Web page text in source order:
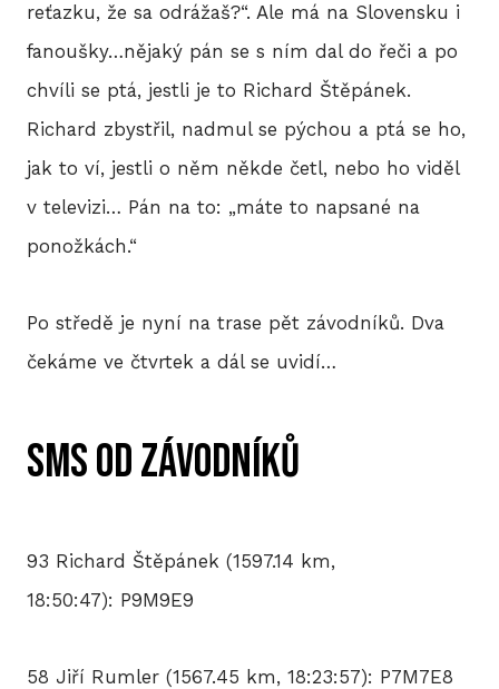
reťazku, že sa odrážaš?“. Ale má na Slovensku i
fanoušky…nějaký pán se s ním dal do řeči a po
chvíli se ptá, jestli je to Richard Štěpánek.
Richard zbystřil, nadmul se pýchou a ptá se ho,
jak to ví, jestli o něm někde četl, nebo ho viděl
v televizi… Pán na to: „máte to napsané na
ponožkách.“
Po středě je nyní na trase pět závodníků. Dva
čekáme ve čtvrtek a dál se uvidí…
SMS od závodníků
93 Richard Štěpánek (1597.14 km,
18:50:47): P9M9E9
58 Jiří Rumler (1567.45 km, 18:23:57): P7M7E8